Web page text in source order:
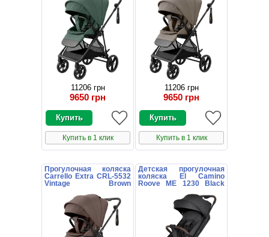
11206 грн
9650 грн
Купить в 1 клик
11206 грн
9650 грн
Купить в 1 клик
Прогулочная коляска
Carrello Extra CRL-5532
Vintage Brown
поворотным блоком
Детская прогулочная
коляска El Camino
Roove ME 1230 Black